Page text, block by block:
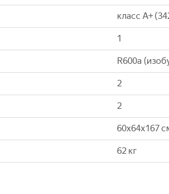
класс A+
1
R600a
2
2
60x64x167
62 кг